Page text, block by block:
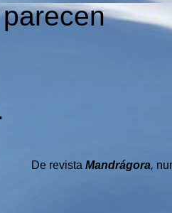
De revista Mandrágora,